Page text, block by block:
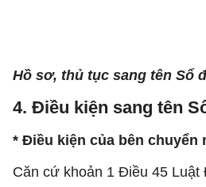
Hồ sơ, thủ tục sang tên Sổ
4. Điều kiện sang tên
* Điều kiện của bên
Căn cứ khoản 1 Điều 45